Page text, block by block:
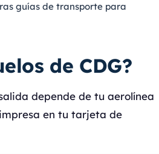
guías de transporte para
de CDG?
depende de tu aerolínea
en tu tarjeta de